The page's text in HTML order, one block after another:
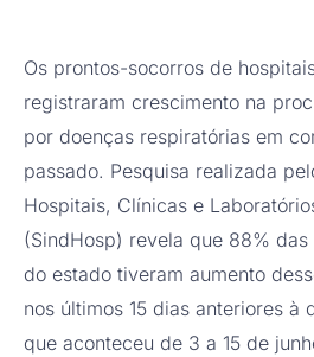
Os prontos-socorros de
registraram crescimento na
por doenças respiratórias em
passado. Pesquisa realizada
Hospitais, Clínicas e
(SindHosp) revela que 88%
do estado tiveram aumento
nos últimos 15 dias anteriores à
que aconteceu de 3 a 15 de